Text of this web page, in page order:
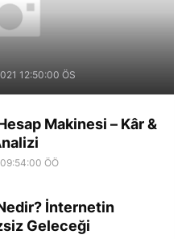
12:50:00 ÖS
Makinesi – Kâr &
ÖÖ
İnternetin
Geleceği